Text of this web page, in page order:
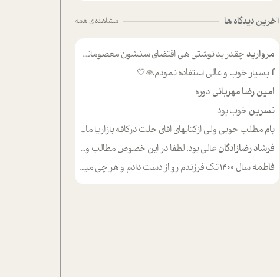
آخرین دیدگاه ها مشاهده ی همه
مرواریدچقدر بد نوشتی هی اقتضای سنشون معصومانه این اون خلی؟نکنه تا چهل سالگی پوشکت میکردن و شیر میخوردی که به اینا میگی کودک
fبسیار خوب و عالی استفاده نمودم🙏🤍
امین رضا مهربانی دوره
نسرینخوب بود
باممطلب حوبی ولی ازکتابهای اقای حلت درکافه بازاریا مایکت میزاشتن رایگان خوب بود ولی هرکدام خلاصه شده ش تومجله از طریق سایت هم خوبه اینکه درزیر اخرصفحه گذاشته شده خب ادم خبره میره نصب میکنه میخونه ولی هرکسی گوشیش ظرفیتش نداره باتشکر
فرشاد رضازادگانعالی بود. لطفا در این خصوص مطالب و مثال های بیشتر ی ارایه دهید
فاطمهسال ۱۴۰۰ تک فرزندم رو از دست دادم و هر چی میگذره حالم بدتر میشه و دلتنگتر تنایی رو ترجیح دادم و معاشرت برام سخت شده